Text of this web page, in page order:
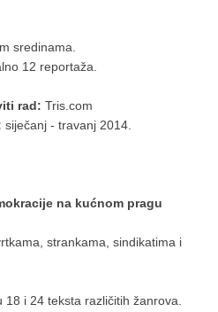
sredinama.
12 reportaža.
rad: Tris.com
siječanj - travanj 2014.
na kućnom pragu
strankama, sindikatima i
18 i 24 teksta različitih žanrova.